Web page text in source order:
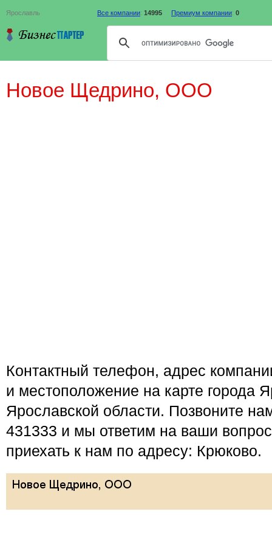
Ярославль Все компании: 14995 Премиум компании: 0
Новое Щедрино, ООО
Контактный телефон, адрес
и местоположение на карте города
Ярославской области. Позвоните
431333 и мы ответим на ваши
приехать к нам по адресу: Крюково.